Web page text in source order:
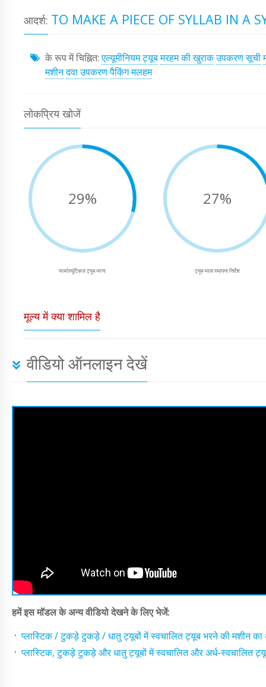
आदर्श: TO MAKE A PIECE OF SYLLAB IN A
के रूप में चिह्नित:एल्यूमीनियम ट्यूबमरहम की खुराकउपकरण सूची
मशीनदवा उपकरणपैकिंग मलहम
लोकप्रिय खोजें
29%
फार्मास्युटिकल ट्यूब भरना
27%
ट्यूब भराव स्थापना निर्देश
मूल्य में क्या शामिल है
वीडियो ऑनलाइन देखें
हमें इस मॉडल के अन्य वीडियो देखने के लिए भेजें:
प्लास्टिक / टुकड़े टुकड़े / धातु ट्यूबों में स्वचालित ट्यूब भरने की मशीन
प्लास्टिक, टुकड़े टुकड़े और धातु ट्यूबों में स्वचालित और अर्ध-स्वचालित